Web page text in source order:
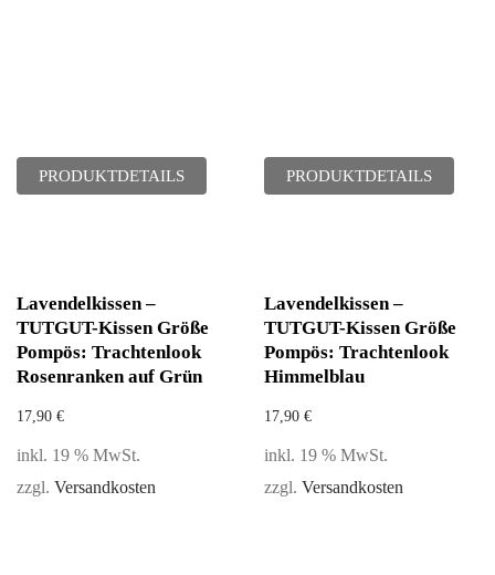
PRODUKTDETAILS PRODUKTDETAILS
Lavendelkissen –
TUTGUT-Kissen Größe
Pompös: Trachtenlook
Rosenranken auf Grün
17,90 €
inkl. 19 % MwSt.
zzgl. Versandkosten
Lavendelkissen –
TUTGUT-Kissen Größe
Pompös: Trachtenlook
Himmelblau
17,90 €
inkl. 19 % MwSt.
zzgl. Versandkosten